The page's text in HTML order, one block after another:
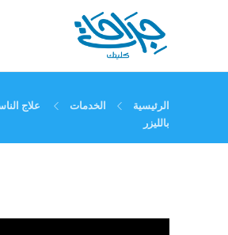
الرئيسية الخدمات
علاج
بالليزر